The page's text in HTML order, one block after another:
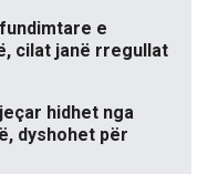
e
cilat janë rregullat
hidhet nga
dyshohet për